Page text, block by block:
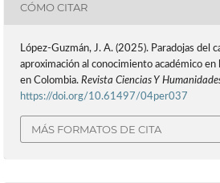
CÓMO CITAR
López-Guzmán, J. A. (2025). Paradojas del
aproximación al conocimiento académico en
en Colombia. Revista Ciencias Y
https://doi.org/10.61497/04per037
MÁS FORMATOS DE CITA